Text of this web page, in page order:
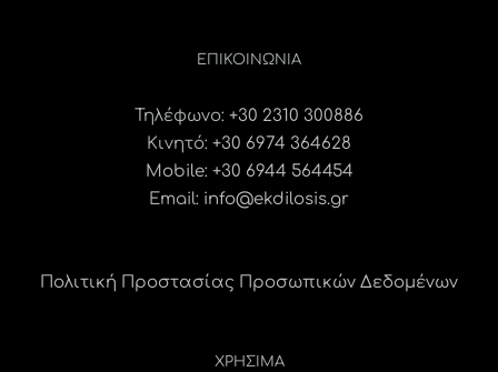
ΕΠΙΚΟΙΝΩΝΊΑ
Τηλέφωνο: +30 2310 300886
Κινητό: +30 6974 364628
Mobile: +30 6944 564454
Email: info@ekdilosis.gr
Πολιτική Προστασίας Προσωπικών Δεδομένων
ΧΡΗΣΙΜΑ